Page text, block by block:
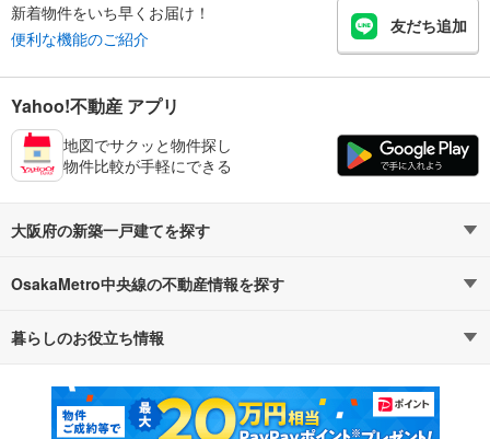
新着物件をいち早くお届け！
便利な機能のご紹介
友だち追加
Yahoo!不動産 アプリ
地図でサクッと物件探し
物件比較が手軽にできる
大阪府の新築一戸建てを探す
路線・駅から探す 地域から探す
通勤・通学時間から探す
OsakaMetro中央線の不動産情報を探す
不動産・住宅
新築マンション 中古マンション
暮らしのお役立ち情報
マンションカタログ 教えて！住まいの先生